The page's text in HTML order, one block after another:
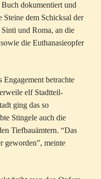
dokumentiert und
dem Schicksal der
und Roma, an die
die Euthanasieopfer
betrachte
elf Stadtteil-
ging das so
Stingele auch die
Tiefbauämtern. “Das
geworden”, meinte